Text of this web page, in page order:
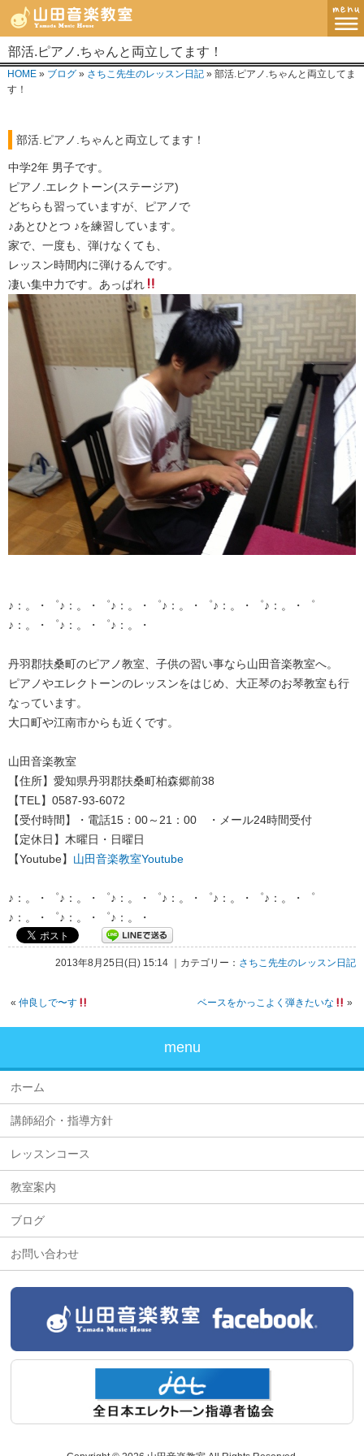
MENU
ホーム
レッスンコース
ブログ
お問い合わせ
部活.ピアノ.ちゃんと両立してます！
HOME» ブログ» さちこ先生のレッスン日記» 部活.ピアノ.ちゃんと両立してま
す！
部活.ピアノ.ちゃんと両立してます！
中学2年 男子です。
ピアノ.エレクトーン(ステージア)
どちらも習っていますが、ピアノで
♪あとひとつ ♪を練習しています。
家で、一度も、弾けなくても、
レッスン時間内に弾けるんです。
凄い集中力です。あっぱれ
♪：。・゜♪：。・゜♪：。・゜♪：。・゜♪：。・゜♪：。・゜
♪：。・゜♪：。・゜♪：。・
丹羽郡扶桑町のピアノ教室、子供の習い事なら山田音楽教室へ。
ピアノやエレクトーンのレッスンをはじめ、大正琴のお琴教室も行
なっています。
大口町や江南市からも近くです。
山田音楽教室
【住所】愛知県丹羽郡扶桑町柏森郷前38
【TEL】0587-93-6072
【受付時間】・電話15：00～21：00 ・メール24時間受付
【定休日】木曜日・日曜日
【Youtube】 山田音楽教室Youtube
♪：。・゜♪：。・゜♪：。・゜♪：。・゜♪：。・゜♪：。・゜
♪：。・゜♪：。・゜♪：。・
2013年8月25日(日) 15:14 ｜カテゴリー： さちこ先生のレッスン日記
«仲良しで〜す ベースをかっこよく弾きたいな »
menu
ホーム
講師紹介・指導方針
レッスンコース
教室案内
ブログ
お問い合わせ